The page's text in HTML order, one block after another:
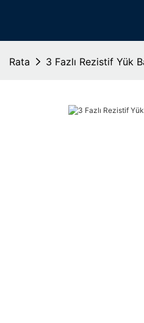
Rata 3 Fazlı Rezistif Yük